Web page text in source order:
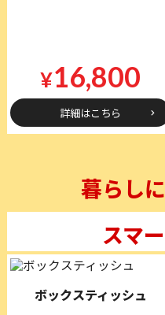
¥16,800
詳細はこちら
暮らし
スマ
ボックスティッシュ